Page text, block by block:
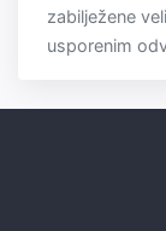
zabilježene
usporenim